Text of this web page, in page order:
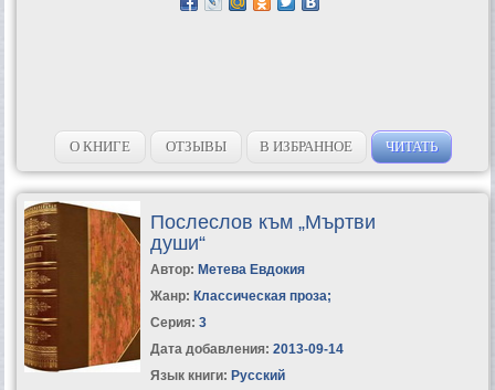
О КНИГЕ ОТЗЫВЫ В ИЗБРАННОЕ ЧИТАТЬ
Послеслов към „Мъртви
души“
Автор: Метева Евдокия
Жанр: Классическая проза;
Серия: 3
Дата добавления: 2013-09-14
Язык книги: Русский